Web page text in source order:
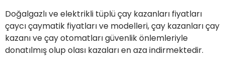
Doğalgazlı ve elektrikli tüplü çay kazanları fiyatları
çaycı çaymatik fiyatları ve modelleri, çay kazanları çay
kazanı ve çay otomatları güvenlik önlemleriyle
donatılmış olup olası kazaları en aza indirmektedir.